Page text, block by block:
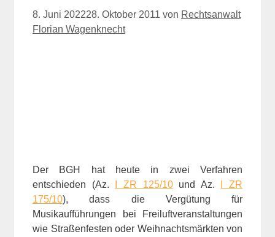
8. Juni 202228. Oktober 2011 von Rechtsanwalt
Florian Wagenknecht
Der BGH hat heute in zwei Verfahren
entschieden (Az.
I ZR 125/10und Az.
I ZR
175/10), dass die Vergütung für
Musikaufführungen bei Freiluftveranstaltungen
wie Straßenfesten oder Weihnachtsmärkten von